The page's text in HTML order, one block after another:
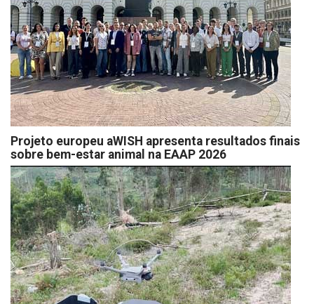
Projeto europeu aWISH apresenta resultados finais
sobre bem-estar animal na EAAP 2026